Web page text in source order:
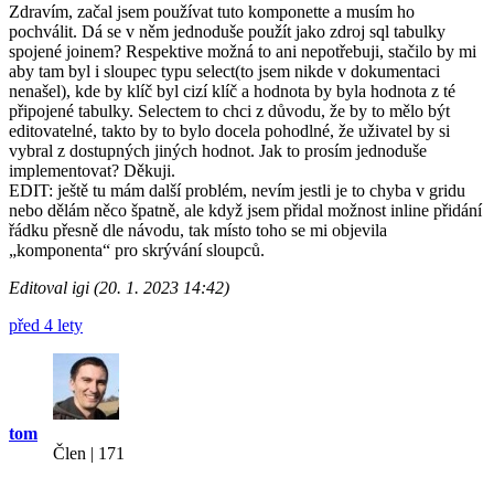
Zdravím, začal jsem používat tuto komponette a musím ho
pochválit. Dá se v něm jednoduše použít jako zdroj sql tabulky
spojené joinem? Respektive možná to ani nepotřebuji, stačilo by mi
aby tam byl i sloupec typu select(to jsem nikde v dokumentaci
nenašel), kde by klíč byl cizí klíč a hodnota by byla hodnota z té
připojené tabulky. Selectem to chci z důvodu, že by to mělo být
editovatelné, takto by to bylo docela pohodlné, že uživatel by si
vybral z dostupných jiných hodnot. Jak to prosím jednoduše
implementovat? Děkuji.
EDIT: ještě tu mám další problém, nevím jestli je to chyba v gridu
nebo dělám něco špatně, ale když jsem přidal možnost inline přidání
řádku přesně dle návodu, tak místo toho se mi objevila
„komponenta“ pro skrývání sloupců.
Editoval igi (20. 1. 2023 14:42)
před 4 lety
tom
Člen | 171